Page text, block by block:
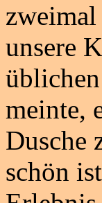
zweimal
unsere
meinte,
Dusche
schön